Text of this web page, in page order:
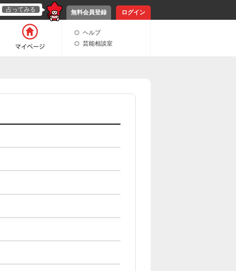
無料会員登録 ログイン
占ってみる
ヘルプ
芸能相談室